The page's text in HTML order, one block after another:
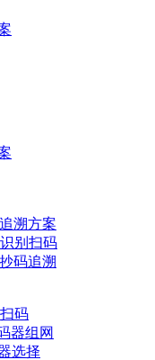
溯方案
别扫码
码追溯
码
器组网
选择